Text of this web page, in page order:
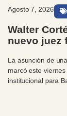
Agosto 7, 2026
Walter
nuevo juez
La asunción de
marcó este
institucional para